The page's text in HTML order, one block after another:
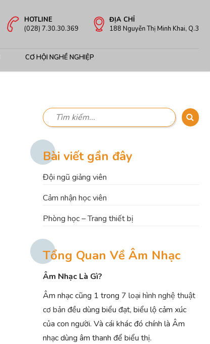
HOTLINE
(028) 7.30.30.369
ĐỊA CHỈ
188 Nguyễn Thị Minh Khai, Q.3
CƠ HỘI NGHỀ NGHIỆP
Bài viết gần đây
Đội ngũ giảng viên
Cảm nhận học viên
Phòng học – Trang thiết bị
Tổng Quan Về Âm Nhạc
Âm Nhạc Là Gì?
Âm nhạc cũng 1 trong 7 loại hình nghệ thuật
cơ bản đều dùng biểu đạt, biểu lộ cảm xúc
của con người. Và cái khác đó chính là Âm
nhạc dùng âm thanh để biểu thị.